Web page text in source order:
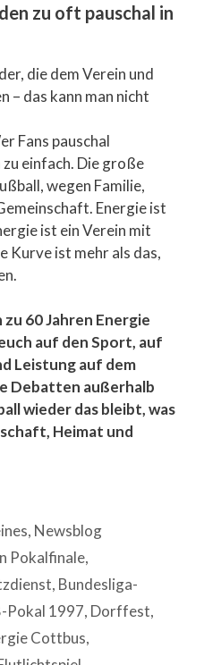
zu oft pauschal in
die dem Verein und
– das kann man nicht
Fans pauschal
einfach. Die große
wegen Familie,
Energie ist
ist ein Verein mit
Kurve ist mehr als das,
60 Jahren Energie
auf den Sport, auf
Leistung auf dem
Debatten außerhalb
wieder das bleibt, was
Heimat und
, Newsblog
Pokalfinale,
, Bundesliga-
Pokal 1997, Dorffest,
Cottbus,